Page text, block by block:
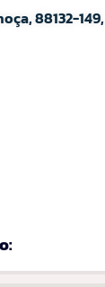
88132-149,